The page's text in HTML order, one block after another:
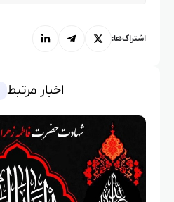
اشتراک‌ها:
اخبار مرتبط